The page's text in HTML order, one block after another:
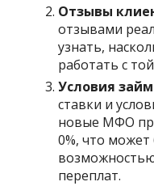
Отзывы
отзывами
узнать,
работать с
Условия
ставки и
новые МФО
0%, что
возможностью
переплат.